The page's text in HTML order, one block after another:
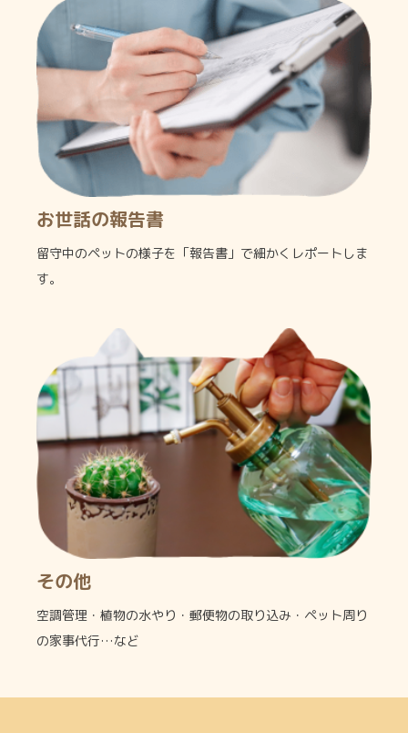
お世話の報告書
留守中のペットの様子を「報告書」で細かくレポートしま
す。
その他
空調管理・植物の水やり・郵便物の取り込み・ペット周り
の家事代行…など